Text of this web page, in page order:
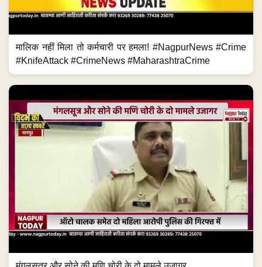
मालिक नहीं मिला तो कर्मचारी पर हमला! #NagpurNews #Crime
#KnifeAttack #CrimeNews #MaharashtraCrime